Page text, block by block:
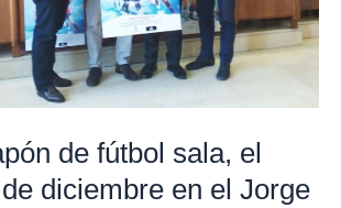
de fútbol sala, el
diciembre en el Jorge